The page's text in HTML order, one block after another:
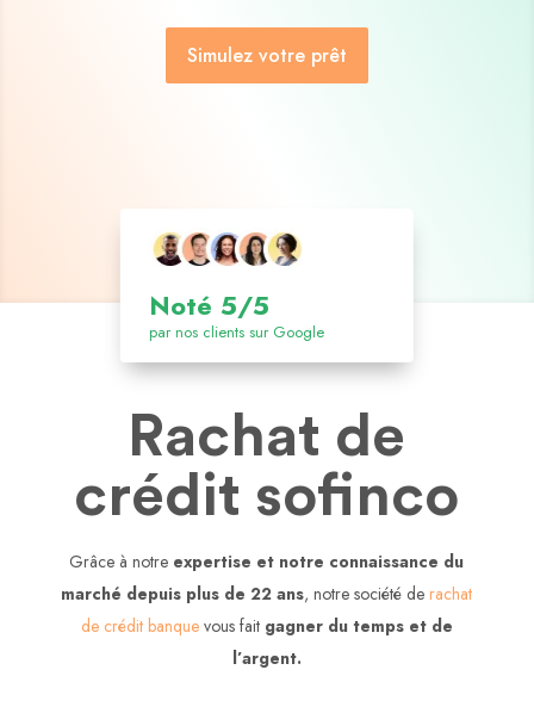
Simulez votre prêt
Noté 5/5
par nos clients sur Google
Rachat de
crédit sofinco
Grâce à notre expertise et notre connaissance du
marché depuis plus de 22 ans, notre société derachat
de crédit banquevous fait gagner du temps et de
l’argent.